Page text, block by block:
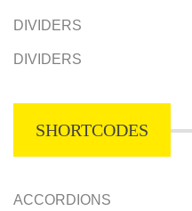
DIVIDERS
DIVIDERS
SHORTCODES
ACCORDIONS